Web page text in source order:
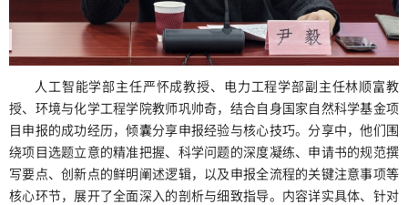
人工智能学部主任严怀成教授、电力工程学部副主任林顺富教
授、环境与化学工程学院教师巩帅奇，结合自身国家自然科学基金项
目申报的成功经历，倾囊分享申报经验与核心技巧。分享中，他们围
绕项目选题立意的精准把握、科学问题的深度凝练、申请书的规范撰
写要点、创新点的鲜明阐述逻辑，以及申报全流程的关键注意事项等
核心环节，展开了全面深入的剖析与细致指导。内容详实具体、针对